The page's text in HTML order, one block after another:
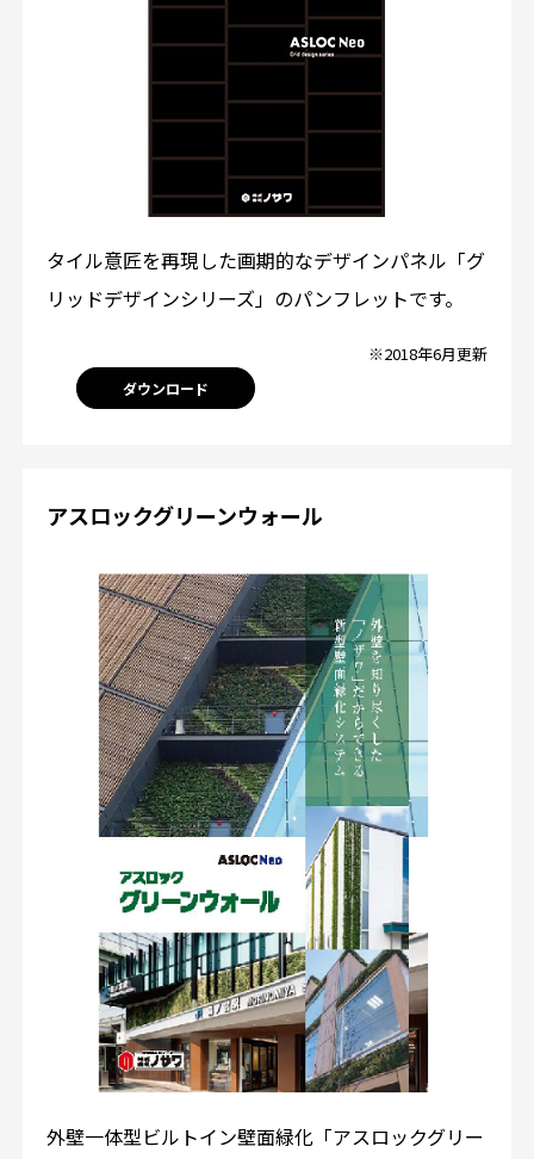
タイル意匠を再現した画期的なデザインパネル「グ
リッドデザインシリーズ」のパンフレットです。
※2018年6月更新
ダウンロード
アスロックグリーンウォール
外壁一体型ビルトイン壁面緑化「アスロックグリー